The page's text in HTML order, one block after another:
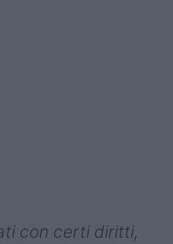
con certi diritti,